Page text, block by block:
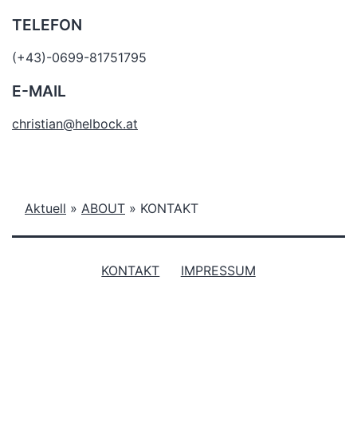
TELEFON
(+43)-0699-81751795
E-MAIL
christian@helbock.at
Aktuell » ABOUT » KONTAKT
KONTAKT IMPRESSUM